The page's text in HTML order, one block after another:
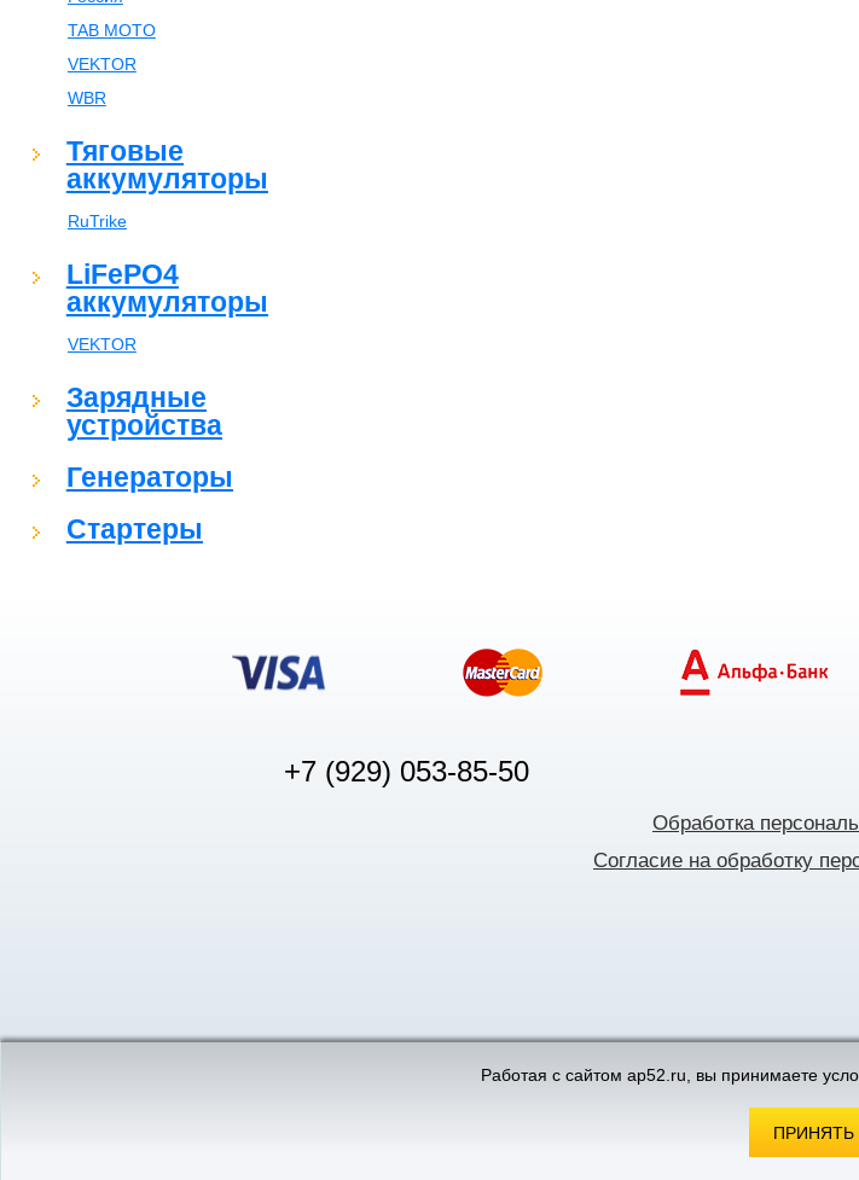
TAB MOTO
VEKTOR
WBR
Тяговые
аккумуляторы
RuTrike
LiFePO4
аккумуляторы
VEKTOR
Зарядные
устройства
Генераторы
Стартеры
+7 (929) 053-85-50
Обработка
Согласие на обработку
Работая с сайтом ap52.ru, вы принимаете
ПРИНЯТЬ